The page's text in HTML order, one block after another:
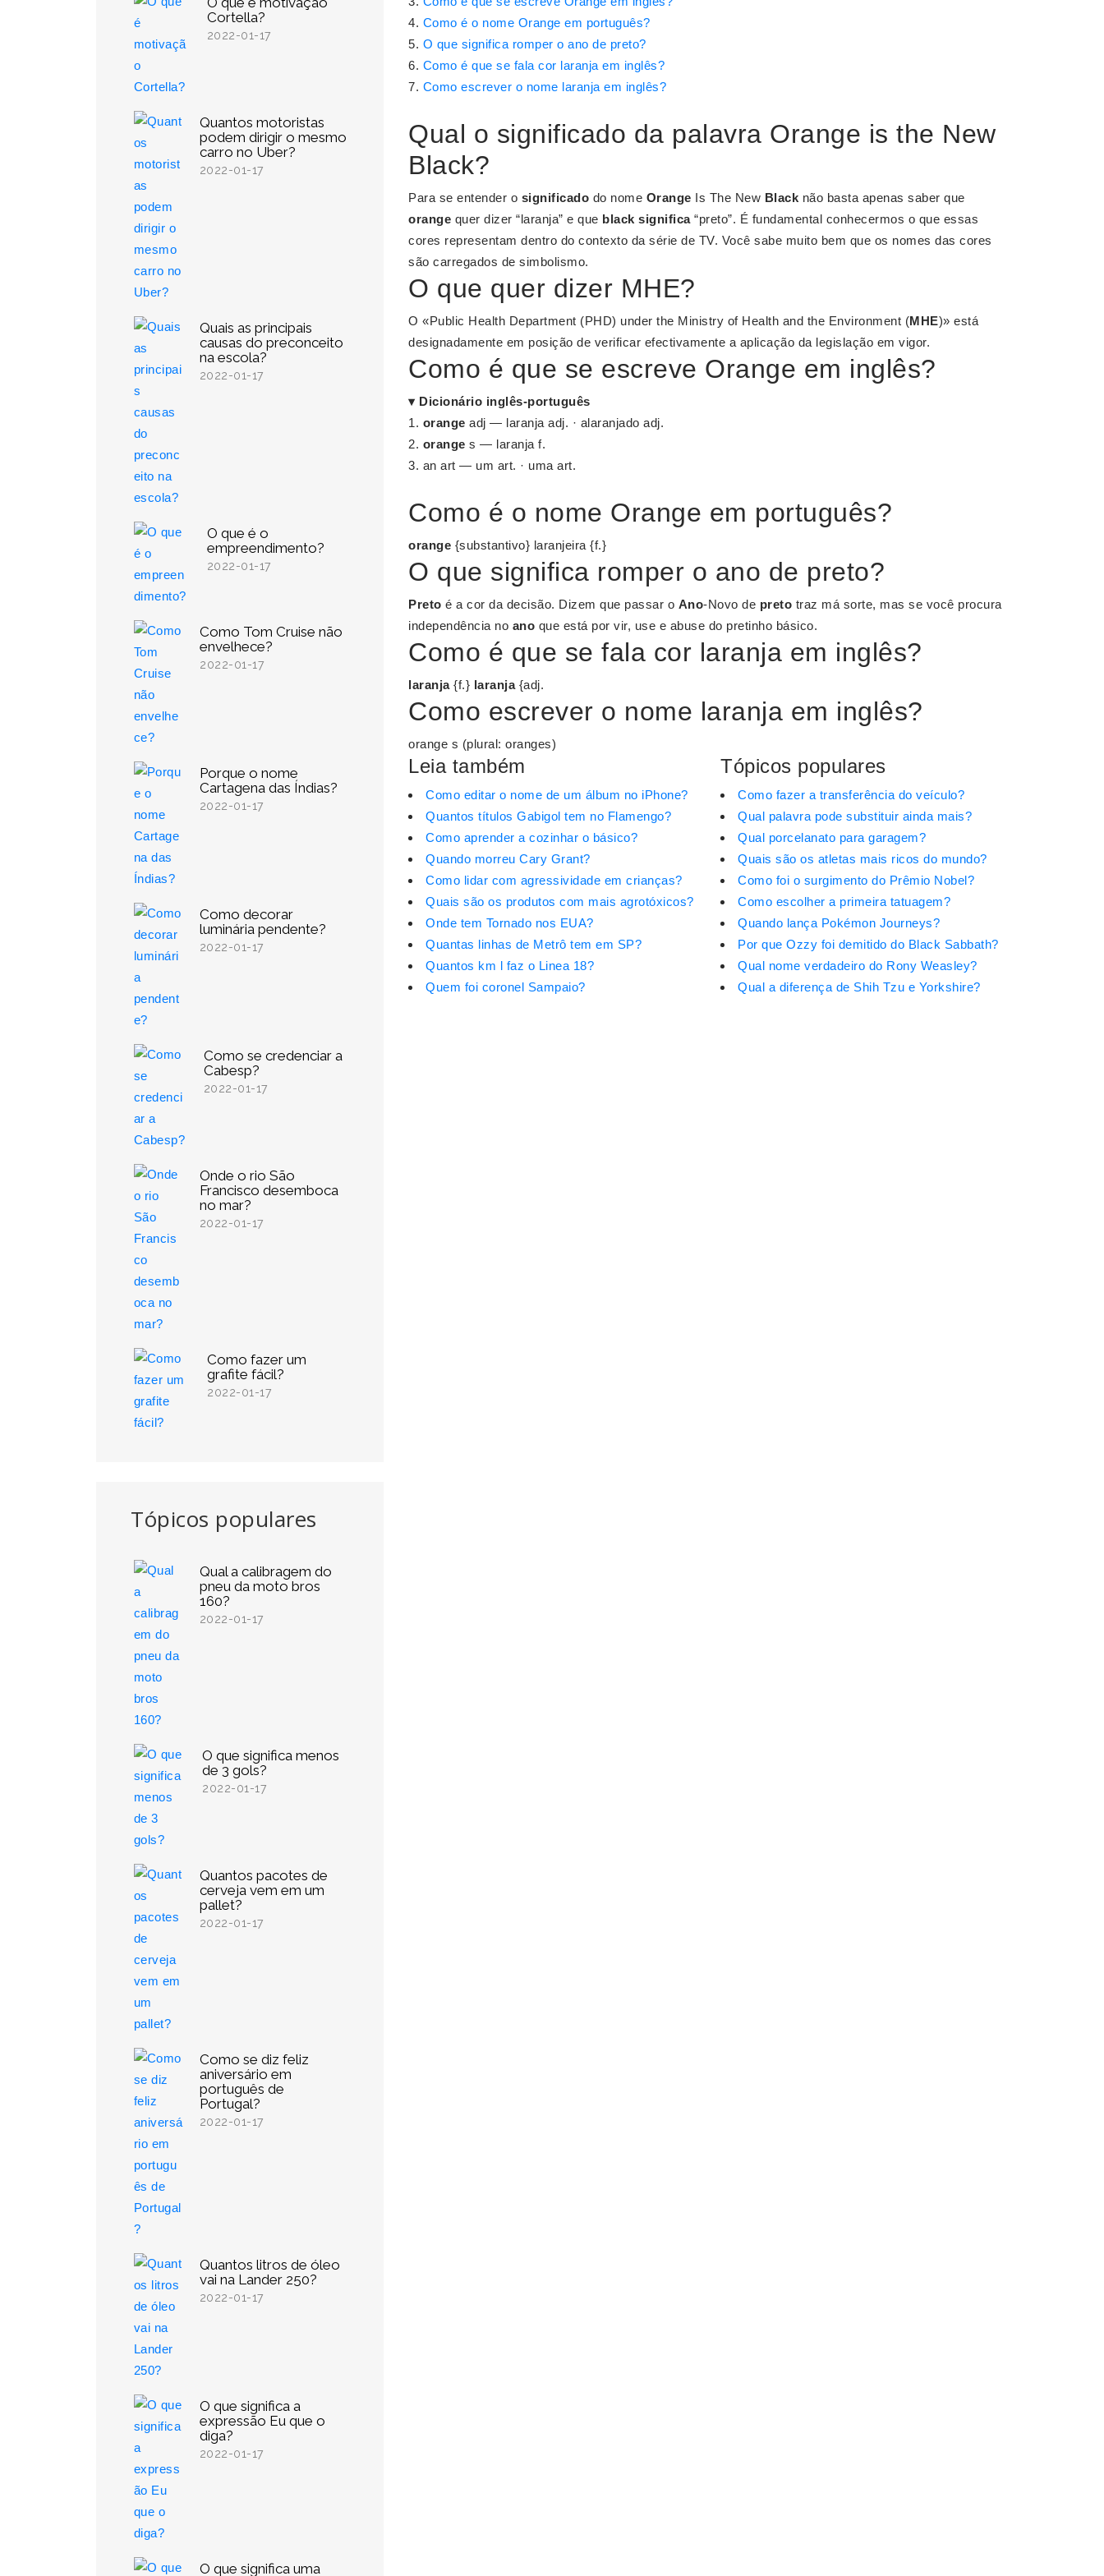
Cortella?
2022-01-17
Quantos motoristas
podem dirigir o mesmo
carro no Uber?
2022-01-17
Quais as principais
causas do preconceito
na escola?
2022-01-17
O que é o
empreendimento?
2022-01-17
Como Tom Cruise não
envelhece?
2022-01-17
Porque o nome
Cartagena das Índias?
2022-01-17
Como decorar
luminária pendente?
2022-01-17
Como se credenciar a
Cabesp?
2022-01-17
Onde o rio São
Francisco desemboca
no mar?
2022-01-17
Como fazer um
grafite fácil?
2022-01-17
Tópicos populares
Qual a calibragem do
pneu da moto bros
160?
2022-01-17
O que significa menos
de 3 gols?
2022-01-17
Quantos pacotes de
cerveja vem em um
pallet?
2022-01-17
Como se diz feliz
aniversário em
português de
Portugal?
2022-01-17
Quantos litros de óleo
vai na Lander 250?
2022-01-17
O que significa a
expressão Eu que o
diga?
2022-01-17
O que significa uma
Como é o nome Orange em português?
O que significa romper o ano de preto?
Como é que se fala cor laranja em inglês?
Como escrever o nome laranja em inglês?
Qual o significado da palavra Orange is the New
Black?
Para se entender o significado do nome Orange Is The New Black não basta apenas saber que
orange quer dizer “laranja” e que black significa“preto”. É fundamental conhecermos o que essas
cores representam dentro do contexto da série de TV. Você sabe muito bem que os nomes das cores
são carregados de simbolismo.
O que quer dizer MHE?
O «Public Health Department (PHD) under the Ministry of Health and the Environment (MHE)» está
designadamente em posição de verificar efectivamente a aplicação da legislação em vigor.
Como é que se escreve Orange em inglês?
▾ Dicionário inglês-português
orange adj — laranja adj. · alaranjado adj.
orange s — laranja f.
an art — um art. · uma art.
Como é o nome Orange em português?
orange {substantivo} laranjeira {f.}
O que significa romper o ano de preto?
Preto é a cor da decisão. Dizem que passar o Ano-Novo de preto traz má sorte, mas se você procura
independência no ano que está por vir, use e abuse do pretinho básico.
Como é que se fala cor laranja em inglês?
laranja{f.} laranja{adj.
Como escrever o nome laranja em inglês?
orange s (plural: oranges)
Leia também
Como editar o nome de um álbum no iPhone?
Quantos títulos Gabigol tem no Flamengo?
Como aprender a cozinhar o básico?
Quando morreu Cary Grant?
Como lidar com agressividade em crianças?
Quais são os produtos com mais agrotóxicos?
Onde tem Tornado nos EUA?
Quantas linhas de Metrô tem em SP?
Quantos km l faz o Linea 18?
Quem foi coronel Sampaio?
Tópicos populares
Como fazer a transferência do veículo?
Qual palavra pode substituir ainda mais?
Qual porcelanato para garagem?
Quais são os atletas mais ricos do mundo?
Como foi o surgimento do Prêmio Nobel?
Como escolher a primeira tatuagem?
Quando lança Pokémon Journeys?
Por que Ozzy foi demitido do Black Sabbath?
Qual nome verdadeiro do Rony Weasley?
Qual a diferença de Shih Tzu e Yorkshire?